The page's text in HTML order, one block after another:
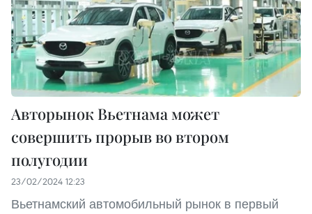
Авторынок Вьетнама может
совершить прорыв во втором
полугодии
23/02/2024 12:23
Вьетнамский автомобильный рынок в первый